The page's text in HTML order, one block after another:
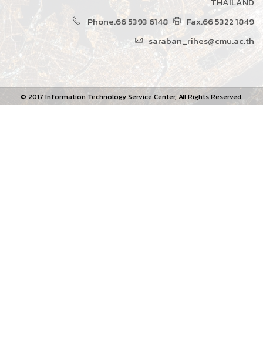
Phone.66 5393 6148
Fax.66 5322 1849
saraban_rihes@cmu.ac.th
© 2017 Information Technology Service Center, All Rights Reserved.